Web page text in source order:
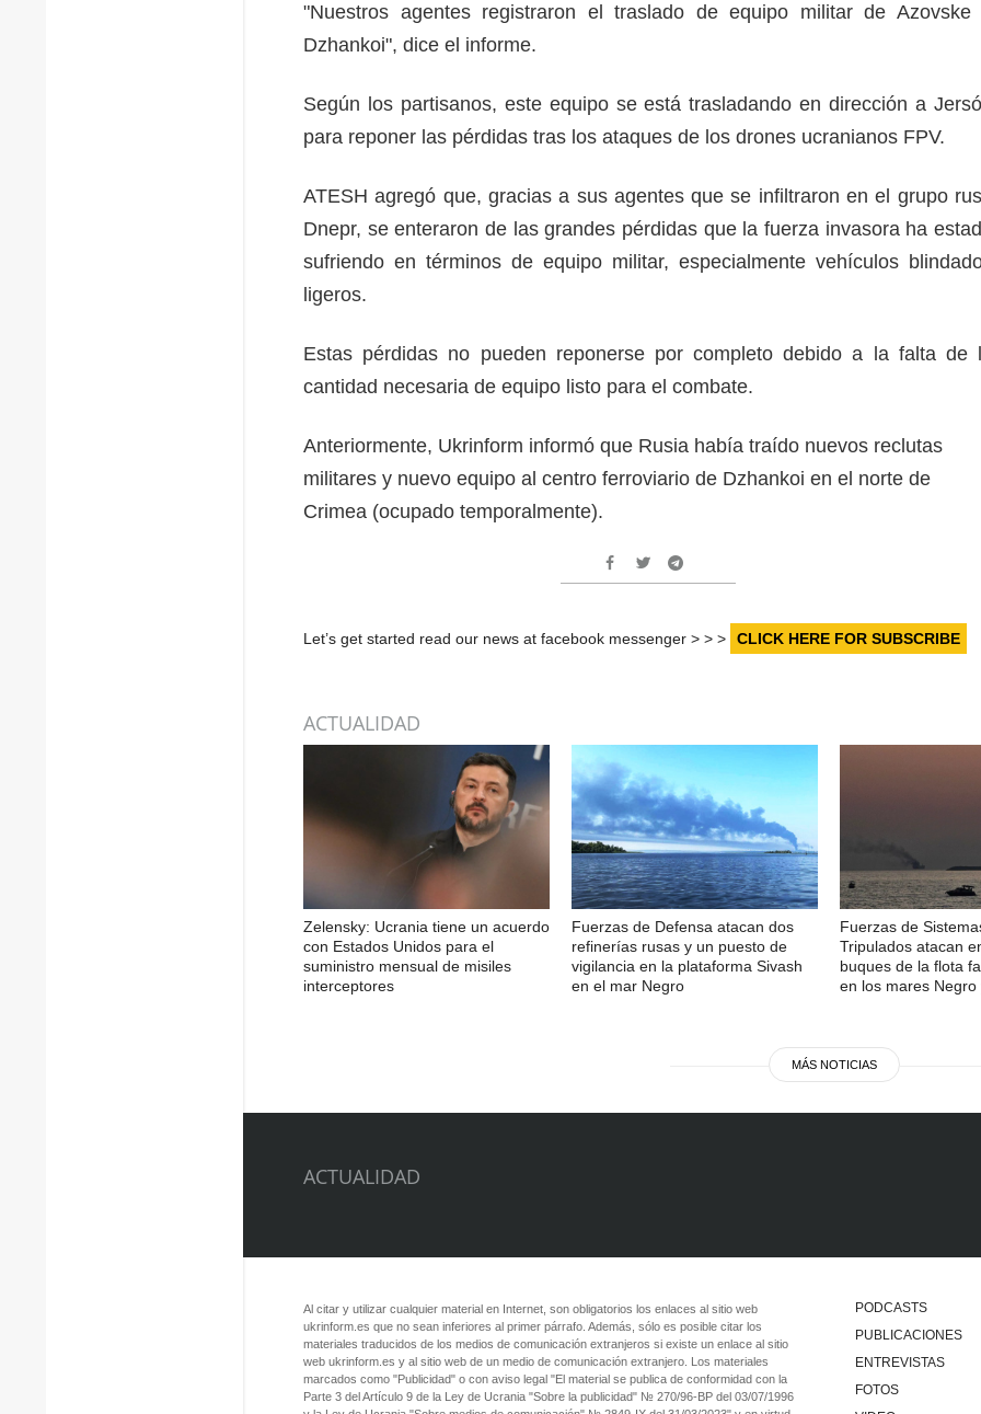
"Nuestros agentes registraron el traslado de equipo militar de Azovske
Dzhankoi", dice el informe.
Según los partisanos, este equipo se está trasladando en dirección a
para reponer las pérdidas tras los ataques de los drones ucranianos FPV.
ATESH agregó que, gracias a sus agentes que se infiltraron en el grupo
Dnepr, se enteraron de las grandes pérdidas que la fuerza invasora ha
sufriendo en términos de equipo militar, especialmente vehículos
ligeros.
Estas pérdidas no pueden reponerse por completo debido a la falta de
cantidad necesaria de equipo listo para el combate.
Anteriormente, Ukrinform informó que Rusia había traído nuevos reclutas
militares y nuevo equipo al centro ferroviario de Dzhankoi en el norte de
Crimea (ocupado temporalmente).
Let’s get started read our news at facebook messenger > > > CLICK HERE FOR SUBSCRIBE
ACTUALIDAD
Zelensky: Ucrania tiene un acuerdo
con Estados Unidos para el
suministro mensual de misiles
interceptores
Fuerzas de Defensa atacan dos
refinerías rusas y un puesto de
vigilancia en la plataforma Sivash
en el mar Negro
Fuerzas de
Tripulados atacan
buques de la flota
en los mares Negro
MÁS NOTICIAS
ACTUALIDAD
PODCASTS
PUBLICACIONES
ENTREVISTAS
FOTOS
Al citar y utilizar cualquier material en Internet, son obligatorios los enlaces al sitio web
ukrinform.es que no sean inferiores al primer párrafo. Además, sólo es posible citar los
materiales traducidos de los medios de comunicación extranjeros si existe un enlace al sitio
web ukrinform.es y al sitio web de un medio de comunicación extranjero. Los materiales
marcados como "Publicidad" o con aviso legal "El material se publica de conformidad con la
Parte 3 del Artículo 9 de la Ley de Ucrania "Sobre la publicidad" № 270/96-ВР del 03/07/1996